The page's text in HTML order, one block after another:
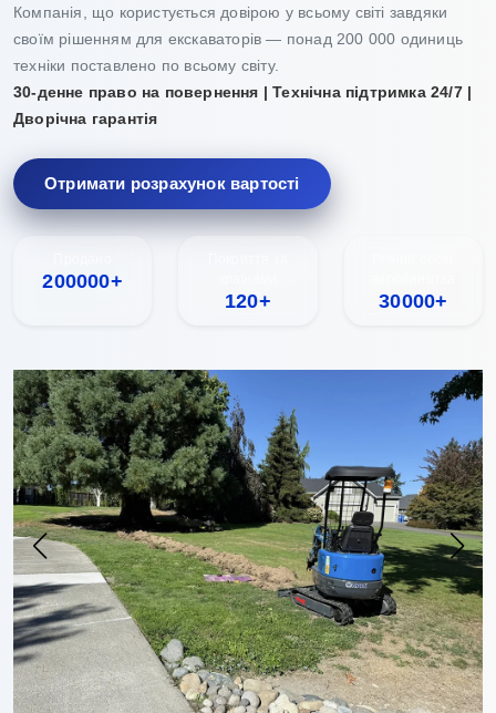
Компанія, що користується довірою у всьому світі завдяки
своїм рішенням для екскаваторів — понад 200 000 одиниць
техніки поставлено по всьому світу.
30-денне право на повернення | Технічна підтримка 24/7 |
Дворічна гарантія
Отримати розрахунок вартості
200000+
120+ 30000+